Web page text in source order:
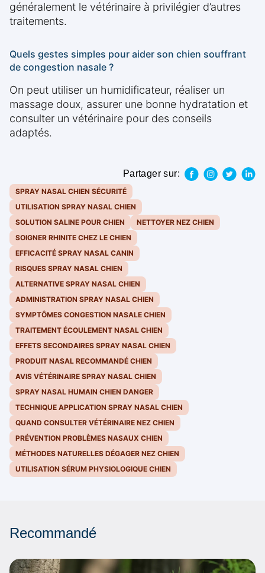
généralement le vétérinaire à privilégier d’autres
traitements.
Quels gestes simples pour aider son chien souffrant
de congestion nasale ?
On peut utiliser un humidificateur, réaliser un
massage doux, assurer une bonne hydratation et
consulter un vétérinaire pour des conseils
adaptés.
Partager sur:
SPRAY NASAL CHIEN SÉCURITÉ
UTILISATION SPRAY NASAL CHIEN
SOLUTION SALINE POUR CHIEN
NETTOYER NEZ CHIEN
SOIGNER RHINITE CHEZ LE CHIEN
EFFICACITÉ SPRAY NASAL CANIN
RISQUES SPRAY NASAL CHIEN
ALTERNATIVE SPRAY NASAL CHIEN
ADMINISTRATION SPRAY NASAL CHIEN
SYMPTÔMES CONGESTION NASALE CHIEN
TRAITEMENT ÉCOULEMENT NASAL CHIEN
EFFETS SECONDAIRES SPRAY NASAL CHIEN
PRODUIT NASAL RECOMMANDÉ CHIEN
AVIS VÉTÉRINAIRE SPRAY NASAL CHIEN
SPRAY NASAL HUMAIN CHIEN DANGER
TECHNIQUE APPLICATION SPRAY NASAL CHIEN
QUAND CONSULTER VÉTÉRINAIRE NEZ CHIEN
PRÉVENTION PROBLÈMES NASAUX CHIEN
MÉTHODES NATURELLES DÉGAGER NEZ CHIEN
UTILISATION SÉRUM PHYSIOLOGIQUE CHIEN
Recommandé